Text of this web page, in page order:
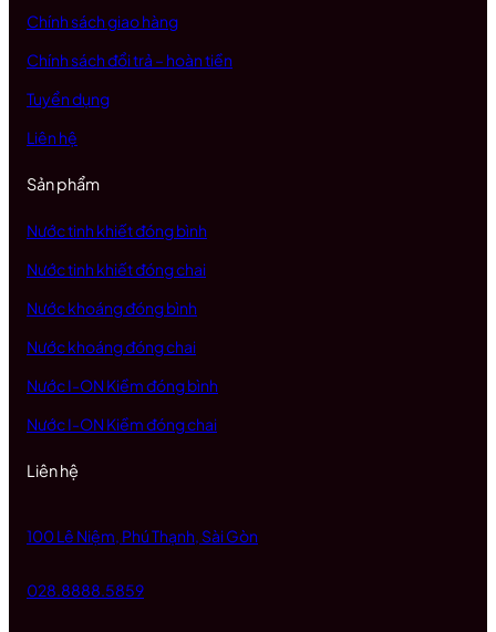
Chính sách giao hàng
Chính sách đổi trả – hoàn tiền
Tuyển dụng
Liên hệ
Sản phẩm
Nước tinh khiết đóng bình
Nước tinh khiết đóng chai
Nước khoáng đóng bình
Nước khoáng đóng chai
Nước I-ON Kiềm đóng bình
Nước I-ON Kiềm đóng chai
Liên hệ
100 Lê Niệm, Phú Thạnh, Sài Gòn
028.8888.5859